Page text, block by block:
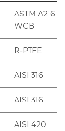
ASTM A216
WCB
R-PTFE
AISI 316
AISI 316
AISI 420